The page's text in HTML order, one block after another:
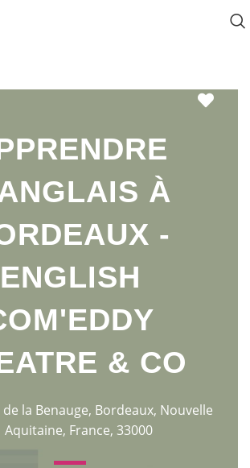
À
-
ENGLISH
& CO
de la Benauge, Bordeaux, Nouvelle
Aquitaine, France, 33000